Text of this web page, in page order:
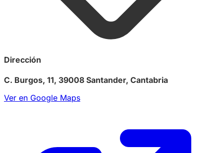
Dirección
C. Burgos, 11, 39008 Santander, Cantabria
Ver en Google Maps